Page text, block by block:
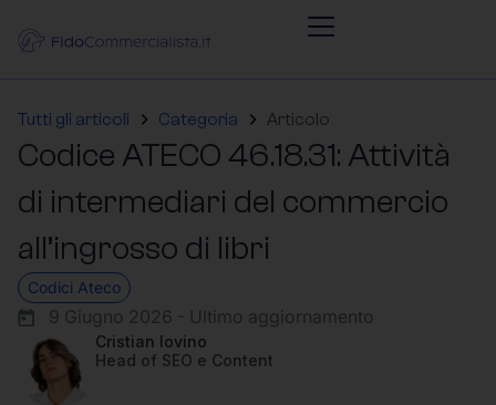
Tutti gli articoli Categoria Articolo
Codice ATECO 46.18.31: Attività
di intermediari del commercio
all’ingrosso di libri
Codici Ateco
9 Giugno 2026 - Ultimo aggiornamento
Cristian Iovino
Head of SEO e Content